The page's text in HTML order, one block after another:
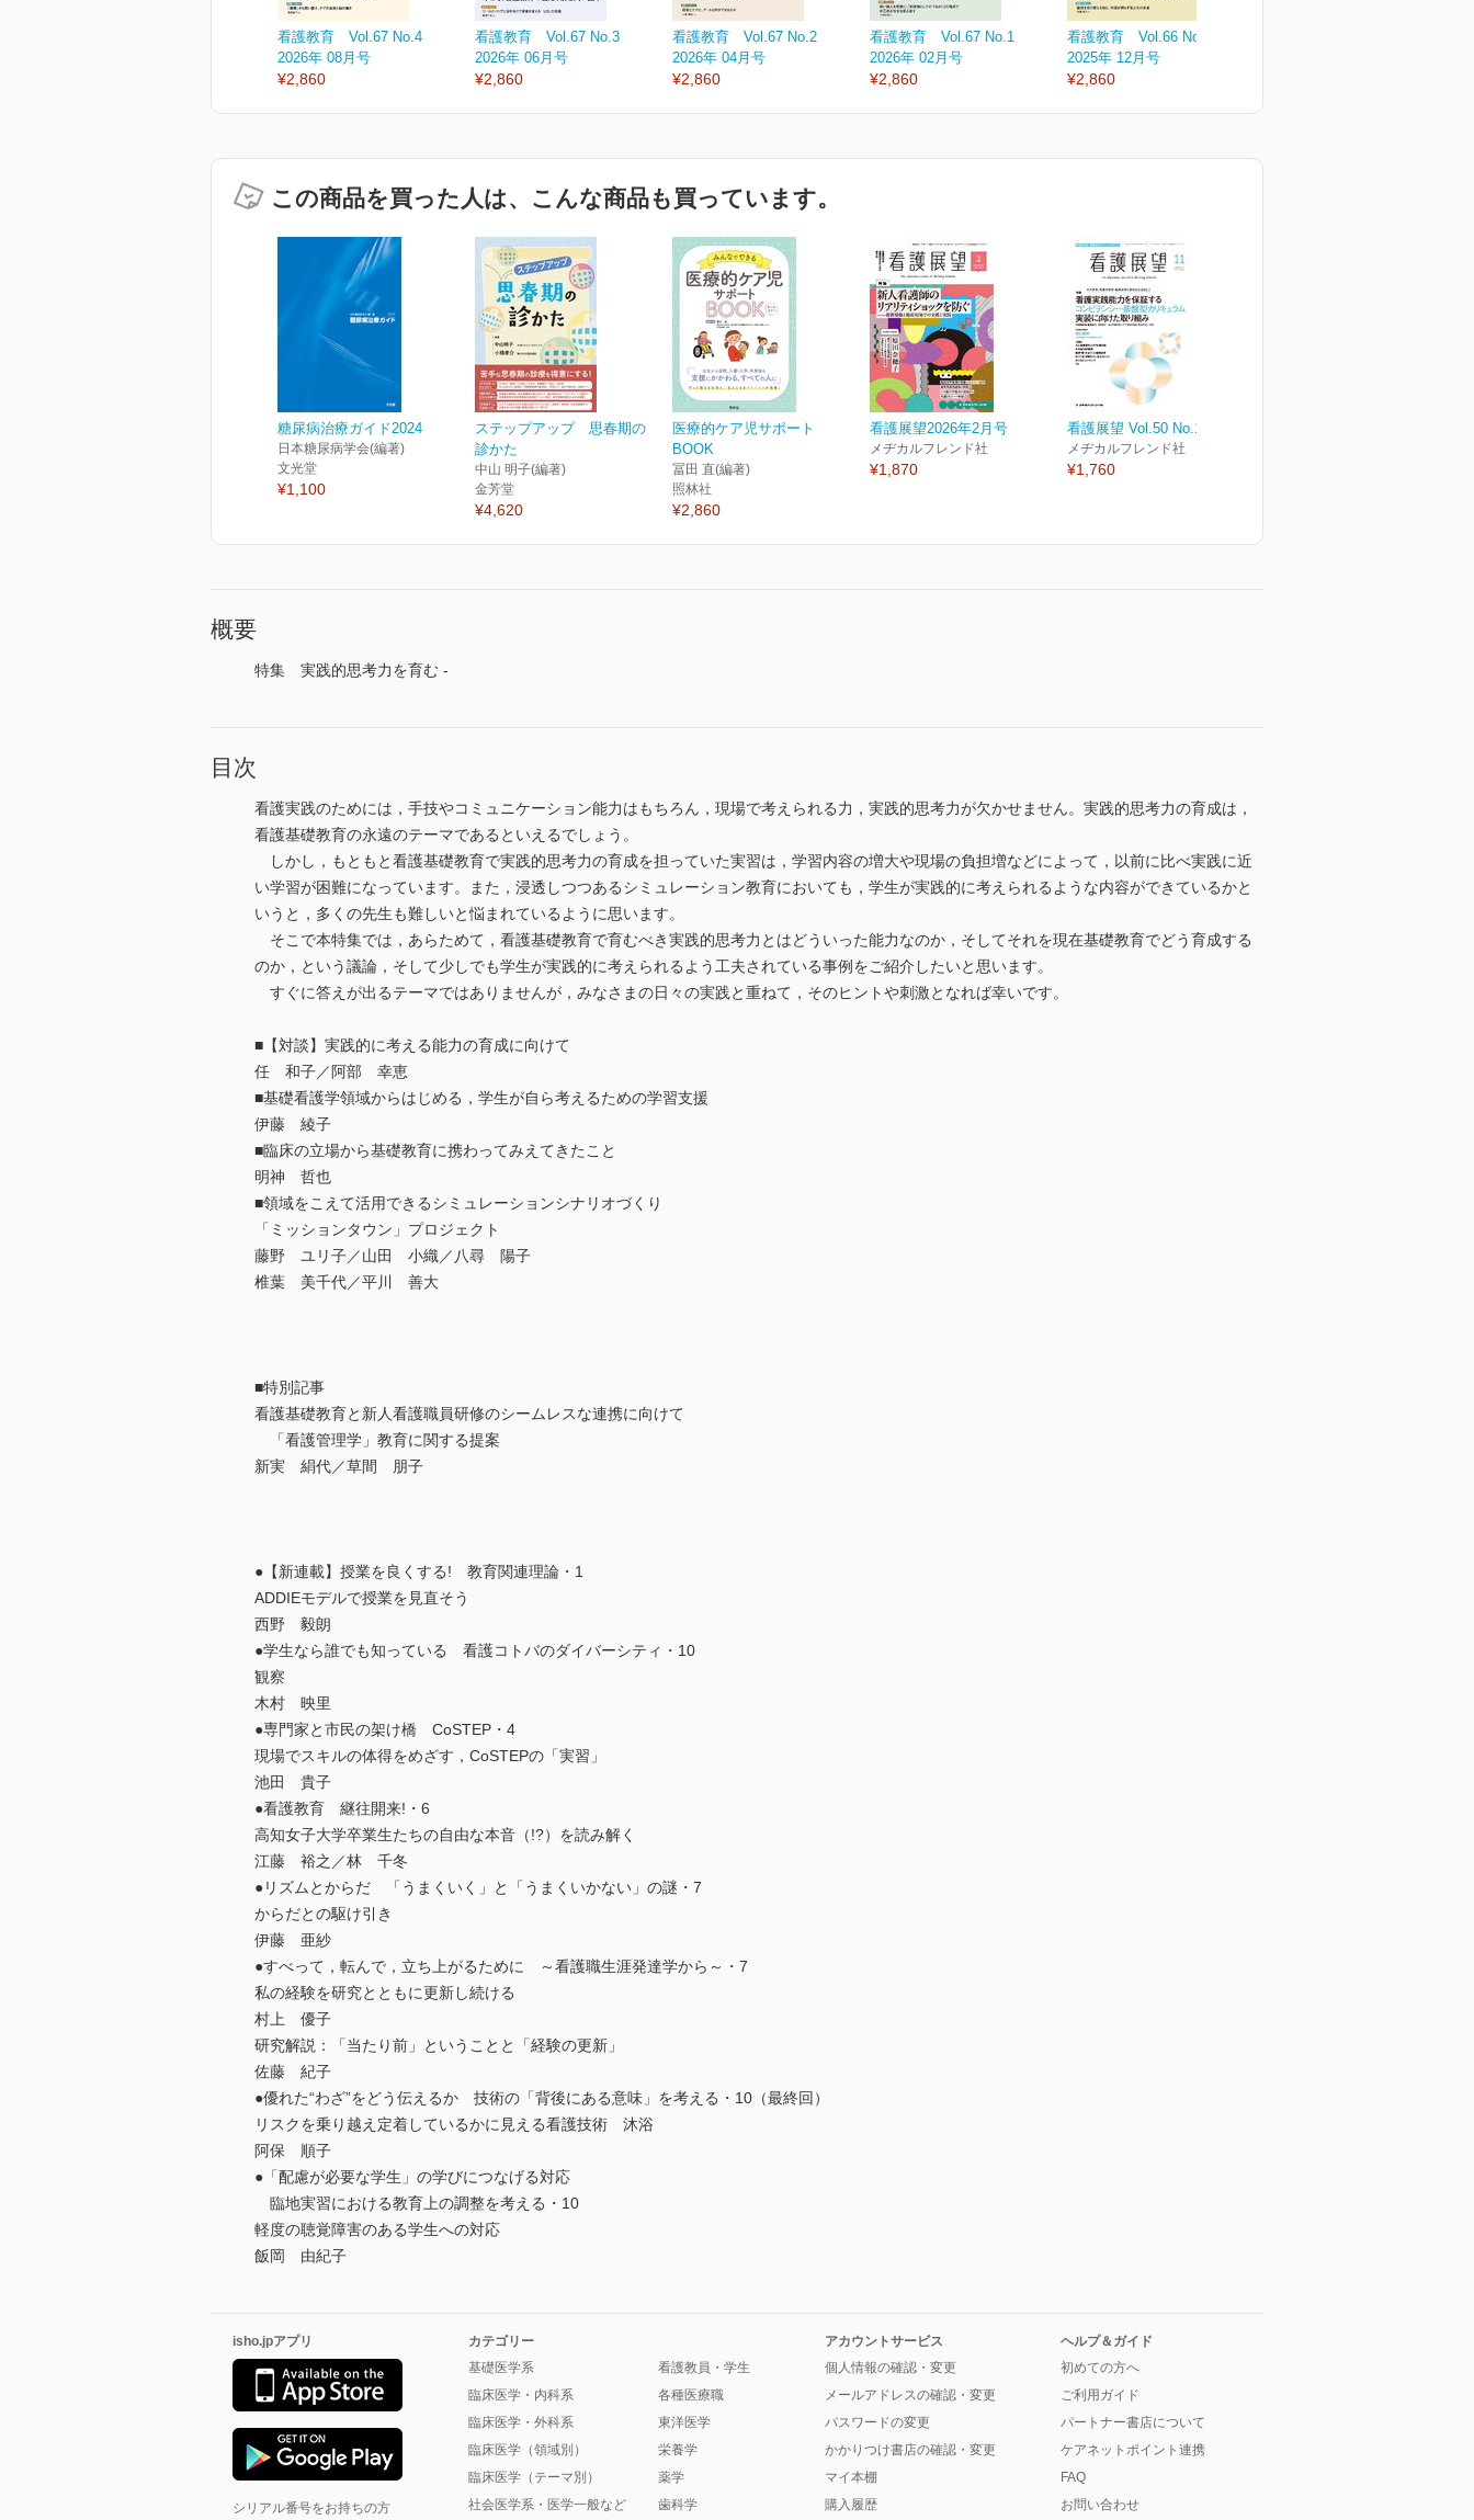
看護教育 Vol.67 No.4
2026年 08月号
¥2,860
看護教育 Vol.67 No.3
2026年 06月号
¥2,860
看護教育 Vol.67 No.2
2026年 04月号
¥2,860
看護教育 Vol.67 No.1
2026年 02月号
¥2,860
看護教育 Vol.66 No.6
2025年 12月号
¥2,860
この商品を買った人は、こんな商品も買っています。
糖尿病治療ガイド2024
日本糖尿病学会(編著)
文光堂
¥1,100
ステップアップ 思春期の
診かた
中山 明子(編著)
金芳堂
¥4,620
医療的ケア児サポート
BOOK
冨田 直(編著)
照林社
¥2,860
看護展望2026年2月号
メヂカルフレンド社
¥1,870
看護展望 Vol.50 No.13
メヂカルフレンド社
¥1,760
概要
特集 実践的思考力を育む -
目次
看護実践のためには，手技やコミュニケーション能力はもちろん，現場で考えられる力，実践的思考力が欠かせません。実践的思考力の育成は，
看護基礎教育の永遠のテーマであるといえるでしょう。
しかし，もともと看護基礎教育で実践的思考力の育成を担っていた実習は，学習内容の増大や現場の負担増などによって，以前に比べ実践に近
い学習が困難になっています。また，浸透しつつあるシミュレーション教育においても，学生が実践的に考えられるような内容ができているかと
いうと，多くの先生も難しいと悩まれているように思います。
そこで本特集では，あらためて，看護基礎教育で育むべき実践的思考力とはどういった能力なのか，そしてそれを現在基礎教育でどう育成する
のか，という議論，そして少しでも学生が実践的に考えられるよう工夫されている事例をご紹介したいと思います。
すぐに答えが出るテーマではありませんが，みなさまの日々の実践と重ねて，そのヒントや刺激となれば幸いです。
■【対談】実践的に考える能力の育成に向けて
任 和子／阿部 幸恵
■基礎看護学領域からはじめる，学生が自ら考えるための学習支援
伊藤 綾子
■臨床の立場から基礎教育に携わってみえてきたこと
明神 哲也
■領域をこえて活用できるシミュレーションシナリオづくり
「ミッションタウン」プロジェクト
藤野 ユリ子／山田 小織／八尋 陽子
椎葉 美千代／平川 善大
■特別記事
看護基礎教育と新人看護職員研修のシームレスな連携に向けて
「看護管理学」教育に関する提案
新実 絹代／草間 朋子
●【新連載】授業を良くする! 教育関連理論・1
ADDIEモデルで授業を見直そう
西野 毅朗
●学生なら誰でも知っている 看護コトバのダイバーシティ・10
観察
木村 映里
●専門家と市民の架け橋 CoSTEP・4
現場でスキルの体得をめざす，CoSTEPの「実習」
池田 貴子
●看護教育 継往開来!・6
高知女子大学卒業生たちの自由な本音（!?）を読み解く
江藤 裕之／林 千冬
●リズムとからだ 「うまくいく」と「うまくいかない」の謎・7
からだとの駆け引き
伊藤 亜紗
●すべって，転んで，立ち上がるために ～看護職生涯発達学から～・7
私の経験を研究とともに更新し続ける
村上 優子
研究解説：「当たり前」ということと「経験の更新」
佐藤 紀子
●優れた“わざ”をどう伝えるか 技術の「背後にある意味」を考える・10（最終回）
リスクを乗り越え定着しているかに見える看護技術 沐浴
阿保 順子
●「配慮が必要な学生」の学びにつなげる対応
臨地実習における教育上の調整を考える・10
軽度の聴覚障害のある学生への対応
飯岡 由紀子
isho.jpアプリ
シリアル番号をお持ちの方
カテゴリー
基礎医学系
臨床医学・内科系
臨床医学・外科系
臨床医学（領域別）
臨床医学（テーマ別）
社会医学系・医学一般など
看護教員・学生
各種医療職
東洋医学
栄養学
薬学
歯科学
アカウントサービス
個人情報の確認・変更
メールアドレスの確認・変更
パスワードの変更
かかりつけ書店の確認・変更
マイ本棚
購入履歴
ヘルプ＆ガイド
初めての方へ
ご利用ガイド
パートナー書店について
ケアネットポイント連携
FAQ
お問い合わせ